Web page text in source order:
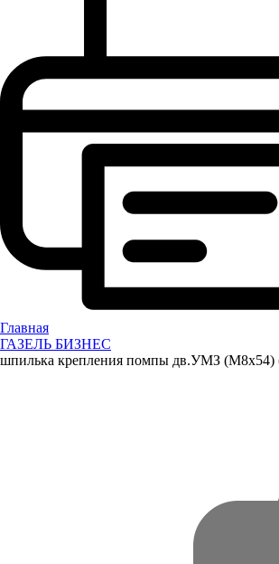
Главная
ГАЗЕЛЬ БИЗНЕС
шпилька крепления помпы дв.УМЗ (М8х54)